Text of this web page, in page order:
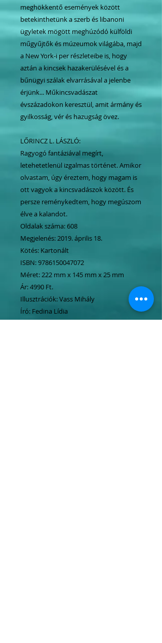
meghökkentő események között
betekinthetünk a szerb és libanoni
ügyletek mögött meghúzódó külföldi
műgyűjtők és múzeumok világába, majd
a New York-i per részleteibe is, hogy
aztán a kincsek hazakerülésével és a
bűnügyi szálak elvarrásával a jelenbe
érjünk... Műkincsvadászat
évszázadokon keresztül, amit ármány és
gyilkosság, vér és hazugság övez.
LŐRINCZ L. LÁSZLÓ:
Ragyogó fantáziával megírt,
letehetetlenül izgalmas történet. Amikor
olvastam, úgy éreztem, hogy magam is
ott vagyok a kincsvadászok között. És
persze reménykedtem, hogy megúszom
élve a kalandot.
Oldalak száma: 608
Megjelenés: 2019. április 18.
Kötés: Kartonált
ISBN: 9786150047072
Méret: 222 mm x 145 mm x 25 mm
Ár: 4990 Ft.
Illusztrációk: Vass Mihály
Író: Fedina Lídia